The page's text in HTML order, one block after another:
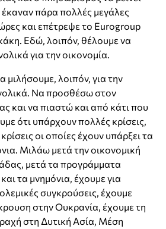
πάρα πολλές μεγάλες
και επέτρεψε το Eurogroup
Εδώ, λοιπόν, θέλουμε να
για την οικονομία.
μιλήσουμε, λοιπόν, για την
Να προσθέσω στον
και να πιαστώ και από κάτι που
ότι υπάρχουν πολλές κρίσεις,
οι οποίες έχουν υπάρξει τα
Μιλάω μετά την οικονομική
μετά τα προγράμματα
τα μνημόνια, έχουμε για
συγκρούσεις, έχουμε
στην Ουκρανία, έχουμε τη
στη Δυτική Ασία, Μέση